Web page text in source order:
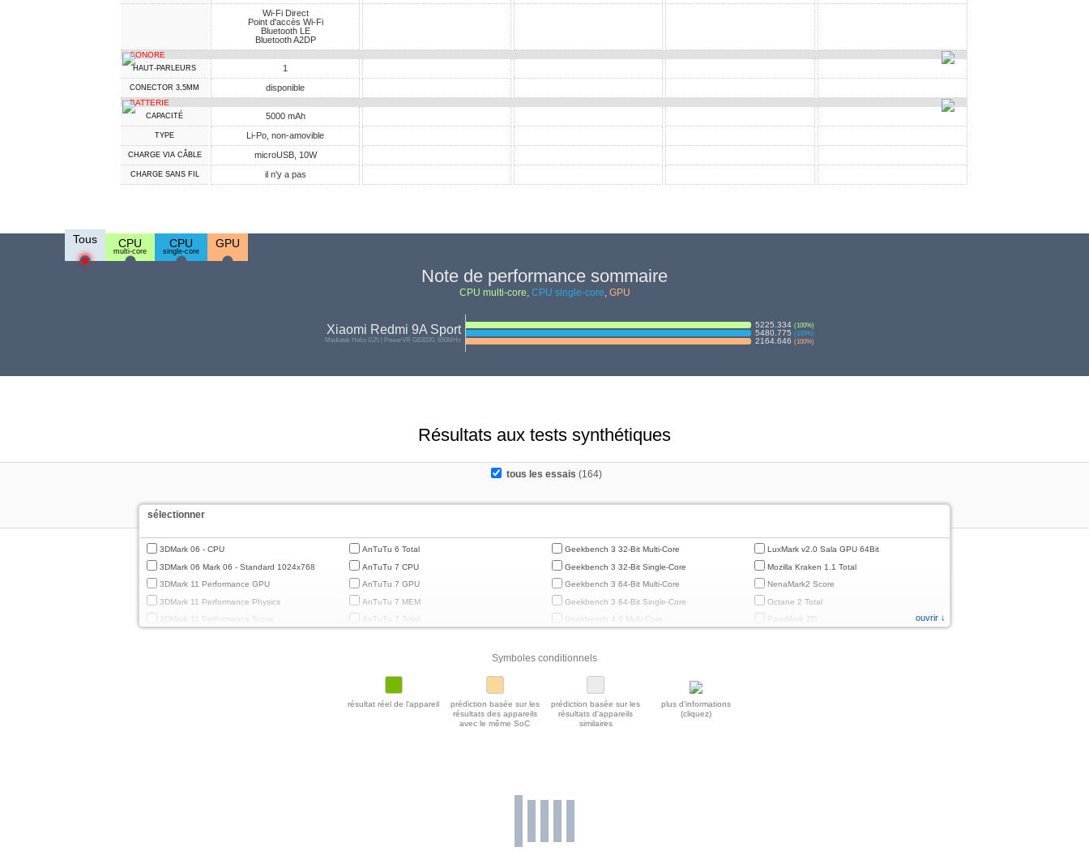
Wi-Fi Direct
Point d'accès Wi-Fi
Bluetooth LE
Bluetooth A2DP
SONORE
HAUT-PARLEURS 1
CONECTOR 3,5MM disponible
BATTERIE
CAPACITÉ 5000 mAh
TYPE Li-Po, non-amovible
CHARGE VIA CÂBLE microUSB, 10W
CHARGE SANS FIL il n'y a pas
Tous CPU
multi-core
CPU
single-core
GPU
Note de performance sommaire
CPU multi-core, CPU single-core, GPU
Xiaomi Redmi 9A Sport
Mediatek Helio G25 | PowerVR GE8320, 650MHz
5225.334 (100%)
5480.775 (100%)
2164.646 (100%)
Résultats aux tests synthétiques
tous les essais (164)
sélectionner
3DMark 06 - CPU
3DMark 06 Mark 06 - Standard 1024x768
3DMark 11 Performance GPU
3DMark 11 Performance Physics
3DMark 11 Performance Score
AnTuTu 6 Total
AnTuTu 7 CPU
AnTuTu 7 GPU
AnTuTu 7 MEM
AnTuTu 7 Total
AnTuTu 8 Total
Geekbench 3 32-Bit Multi-Core
Geekbench 3 32-Bit Single-Core
Geekbench 3 64-Bit Multi-Core
Geekbench 3 64-Bit Single-Core
Geekbench 4.0 Multi-Core
Geekbench 4.4 Multi-Core
Geekbench 5 64-Bit Single-Core
Geekbench 5.1 / 5.2 64 Bit Multi-Core
LuxMark v2.0 Sala GPU 64Bit
Mozilla Kraken 1.1 Total
NenaMark2 Score
Octane 2 Total
PassMark 2D
ouvrir ↓
Symboles conditionnels
résultat réel de l'appareil
prédiction basée sur les
résultats des appareils
avec le même SoC
prédiction basée sur les
résultats d'appareils
similaires
plus d'informations
(cliquez)